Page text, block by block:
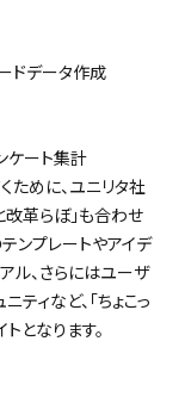
データ作成
ケート集計
ために、ユニリタ社
改革らぼ」も合わせ
ンプレートやアイデ
ル、さらにはユーザ
ィなど、「ちょこっ
となります。